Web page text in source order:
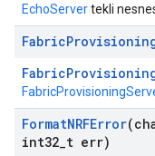
EchoServertekli
Fabric
FormatNRFError
int32 t err)